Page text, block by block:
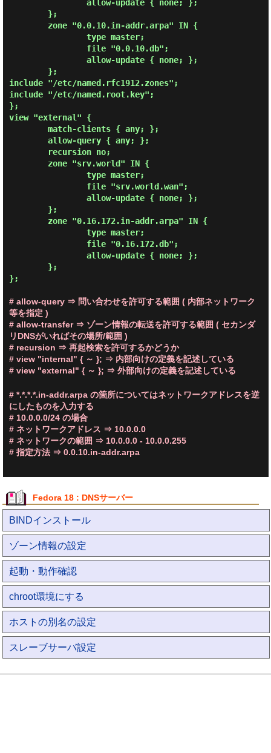
include "/etc/named.rfc1912.zones";
include "/etc/named.root.key";
};
view "external" {
};
# allow-query ⇒ 問い合わせを許可する範囲 ( 内部ネットワーク
等を指定 )
# allow-transfer ⇒ ゾーン情報の転送を許可する範囲 ( セカンダ
リDNSがいればその場所/範囲 )
# recursion ⇒ 再起検索を許可するかどうか
# view "internal" { ～ }; ⇒ 内部向けの定義を記述している
# view "external" { ～ }; ⇒ 外部向けの定義を記述している
# *.*.*.*.in-addr.arpa の箇所についてはネットワークアドレスを逆
にしたものを入力する
# 10.0.0.0/24 の場合
# ネットワークアドレス ⇒ 10.0.0.0
# ネットワークの範囲 ⇒ 10.0.0.0 - 10.0.0.255
# 指定方法 ⇒ 0.0.10.in-addr.arpa
Fedora 18 : DNSサーバー
BINDインストール
ゾーン情報の設定
起動・動作確認
chroot環境にする
ホストの別名の設定
スレーブサーバ設定